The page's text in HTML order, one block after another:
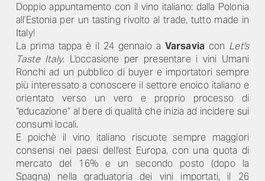
Doppio appuntamento con il vino italiano: dalla Polonia
all'Estonia per un tasting rivolto al trade, tutto made in
Italy!
La prima tappa è il 24 gennaio a Varsavia con Let's
Taste Italy. L'occasione per presentare i vini Umani
Ronchi ad un pubblico di buyer e importatori sempre
più interessato a conoscere il settore enoico italiano e
orientato verso un vero e proprio processo di
“educazione” al bere di qualità che inizia ad incidere sui
consumi locali.
E poichè il vino italiano riscuote sempre maggiori
consensi nei paesi dell'est Europa, con una quota di
mercato del 16% e un secondo posto (dopo la
Spagna) nella graduatoria dei vini importati, il 26